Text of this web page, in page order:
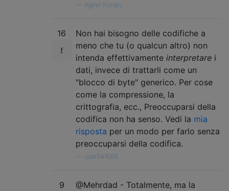
Agnel Kurian,
16
Non hai bisogno delle codifiche a
meno che tu (o qualcun altro) non
intenda effettivamente interpretare i
dati, invece di trattarli come un
"blocco di byte" generico. Per cose
come la compressione, la
crittografia, ecc., Preoccuparsi della
codifica non ha senso. Vedi la mia
risposta per un modo per farlo senza
preoccuparsi della codifica.
user541686
9
@Mehrdad - Totalmente, ma la